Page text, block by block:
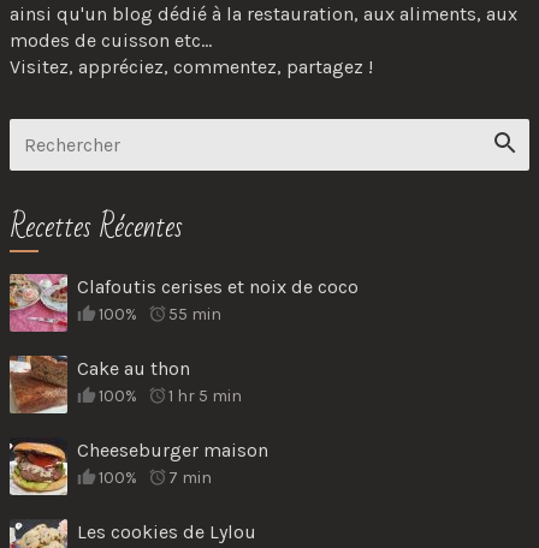
ainsi qu'un blog dédié à la restauration, aux aliments, aux
modes de cuisson etc...
Visitez, appréciez, commentez, partagez !
Recettes Récentes
Clafoutis cerises et noix de coco
100% 55 min
Cake au thon
100% 1 hr 5 min
Cheeseburger maison
100% 7 min
Les cookies de Lylou